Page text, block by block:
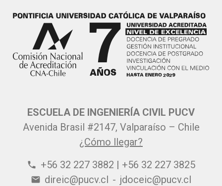
ESCUELA DE INGENIERÍA CIVIL PUCV
Avenida Brasil #2147, Valparaíso – Chile
¿Cómo llegar?
phone +56 32 227 3882 | +56 32 227 3825
email direic@pucv.cl - jdoceic@pucv.cl